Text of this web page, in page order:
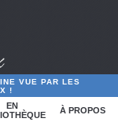
VUE PAR LES
!
EN
À PROPOS